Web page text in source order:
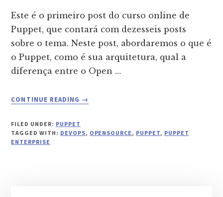
Este é o primeiro post do curso online de
Puppet, que contará com dezesseis posts
sobre o tema. Neste post, abordaremos o que é
o Puppet, como é sua arquitetura, qual a
diferença entre o Open …
CONTINUE READING
ABOUT
ENTENDENDO
→
FILED UNDER: PUPPET
TAGGED WITH: DEVOPS, OPENSOURCE , PUPPET, PUPPET
ENTERPRISE